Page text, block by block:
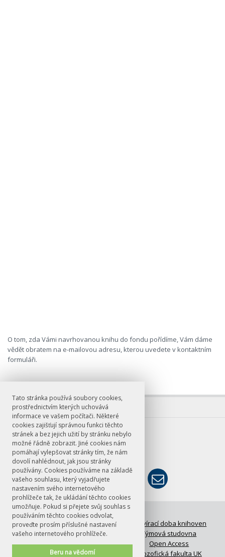
Tato stránka používá soubory cookies,
prostřednictvím kterých uchovává
informace ve vašem počítači. Některé
cookies zajišťují správnou funkci těchto
stránek a bez jejich užití by stránku nebylo
možné řádně zobrazit. Jiné cookies nám
pomáhají vylepšovat stránky tím, že nám
dovolí nahlédnout, jak jsou stránky
používány. Cookies používáme na základě
vašeho souhlasu, který vyjadřujete
nastavením svého internetového
prohlížeče tak, že ukládání těchto cookies
umožňuje. Pokud si přejete svůj souhlas s
používáním těchto cookies odvolat,
proveďte prosím příslušné nastavení
vašeho internetového prohlížeče.
Beru na vědomí
O tom, zda Vámi navrhovanou knihu do fondu pořídíme, Vám dáme
vědět obratem na e-mailovou adresu, kterou uvedete v kontaktním
formuláři.
E-mail
knihovna@ff.cuni.cz
© FF UK 2026
FAQ: Časté otázky
Otevírací doba knihoven
Meziknihovní výpůjční služba
Týmová studovna
UKAŽ
Open Access
Kontakty
Filozofická fakulta UK